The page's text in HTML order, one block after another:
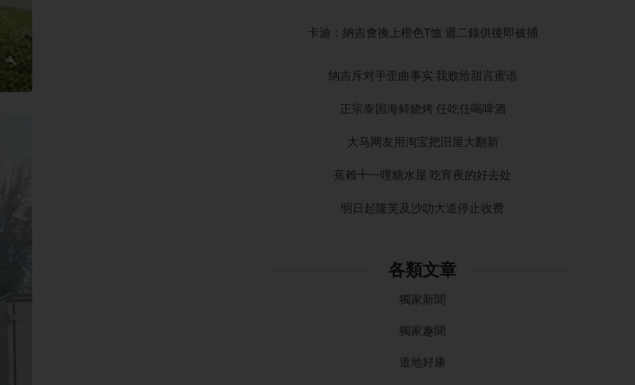
卡迪：納吉會換上橙色T恤 週二錄供後即被捕
纳吉斥对手歪曲事实 我败给甜言蜜语
正宗泰国海鲜烧烤 任吃任喝啤酒
大马网友用淘宝把旧屋大翻新
蕉赖十一哩糖水屋 吃宵夜的好去处
明日起隆芙及沙叻大道停止收费
各類文章
獨家新聞
獨家趣聞
道地好康